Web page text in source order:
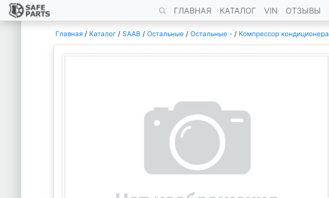
ГЛАВНАЯ КАТАЛОГ VIN ОТЗЫВЫ
Главная / Каталог / SAAB / Остальные / Остальные - / Компрессор кондиционера